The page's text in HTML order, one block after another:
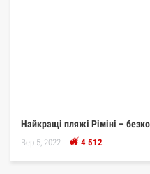
Найкращі пляжі Ріміні –
Вер 5, 2022 4 512